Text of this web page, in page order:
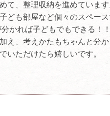
て、整理収納を進めていま
ども部屋など個々のスペー
かれば子どもでもできる！
え、考えかたもちゃんと分
いただけたら嬉しいです。